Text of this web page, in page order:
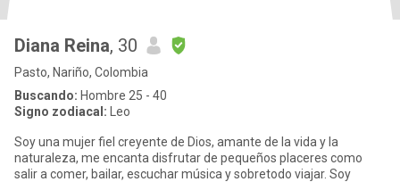
Diana Reina, 30
Pasto, Nariño, Colombia
Buscando: Hombre 25 - 40
Signo zodiacal: Leo
Soy una mujer fiel creyente de Dios, amante de la vida y la
naturaleza, me encanta disfrutar de pequeños placeres como
salir a comer, bailar, escuchar música y sobretodo viajar. Soy